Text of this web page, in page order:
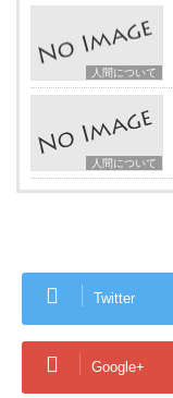
人間について
人間について
Twitter
Google+